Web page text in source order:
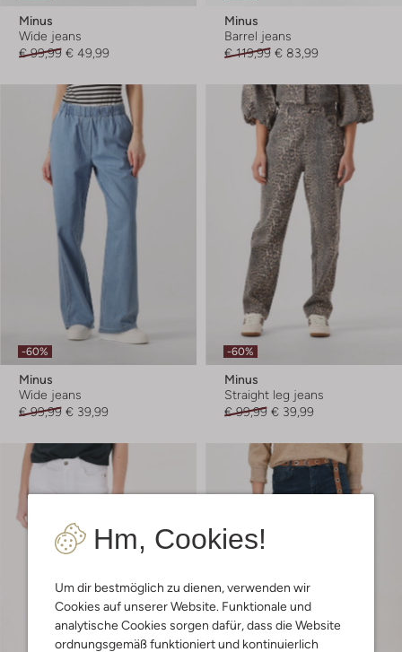
Hm, Cookies!
Um dir bestmöglich zu dienen, verwenden wir
Cookies auf unserer Website. Funktionale und
analytische Cookies sorgen dafür, dass die Website
ordnungsgemäß funktioniert und kontinuierlich
Minus
Wide jeans
€ 99,99 € 49,99
Minus
Barrel jeans
€ 119,99 € 83,99
-60%
Minus
Wide jeans
€ 99,99 € 39,99
-60%
Minus
Straight leg jeans
€ 99,99 € 39,99